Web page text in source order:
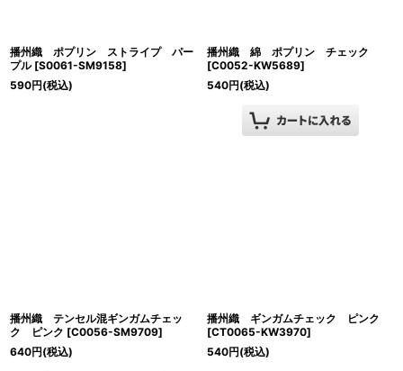
播州織 ポプリン ストライプ パー
プル [S0061-SM9158]
590円(税込)
播州織 綿 ポプリン チェック
[C0052-KW5689]
540円(税込)
播州織 テンセル混ギンガムチェッ
ク ピンク [C0056-SM9709]
640円(税込)
播州織 ギンガムチェック ピンク
[CT0065-KW3970]
540円(税込)